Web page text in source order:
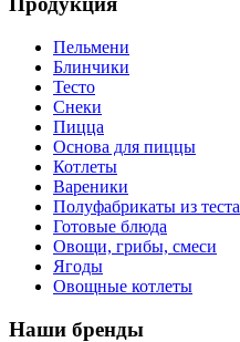
Пельмени
Блинчики
Тесто
Снеки
Пицца
Основа для пиццы
Котлеты
Вареники
Полуфабрикаты из теста
Готовые блюда
Овощи, грибы, смеси
Ягоды
Овощные котлеты
Наши бренды